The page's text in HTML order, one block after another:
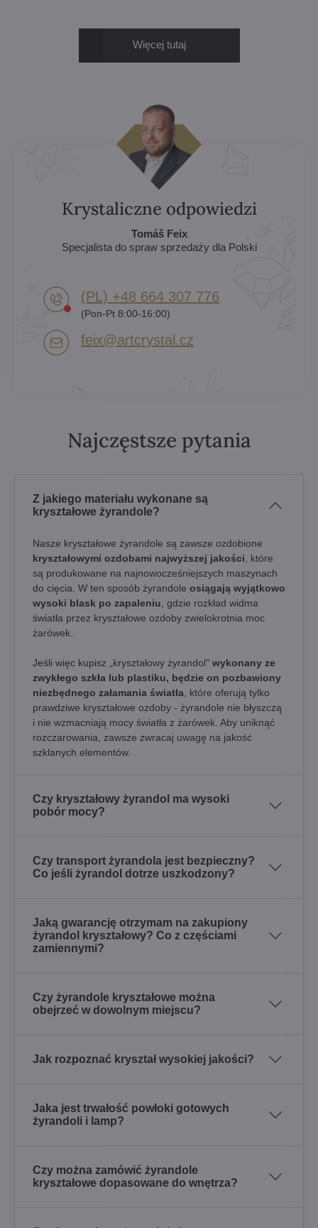
Więcej tutaj
Krystaliczne odpowiedzi
Tomáš Feix
Specjalista do spraw sprzedaży dla Polski
(PL) +48 664 307 776
(Pon-Pt 8:00-16:00)
feix​@artcrystal​.cz
Najczęstsze pytania
Z jakiego materiału wykonane są
kryształowe żyrandole?
Nasze kryształowe żyrandole są zawsze ozdobione
kryształowymi ozdobami najwyższej jakości , które
są produkowane na najnowocześniejszych maszynach
do cięcia. W ten sposób żyrandole osiągają wyjątkowo
wysoki blask po zapaleniu , gdzie rozkład widma
światła przez kryształowe ozdoby zwielokrotnia moc
żarówek.
Jeśli więc kupisz „kryształowy żyrandol" wykonany ze
zwykłego szkła lub plastiku, będzie on pozbawiony
niezbędnego załamania światła , które oferują tylko
prawdziwe kryształowe ozdoby - żyrandole nie błyszczą
i nie wzmacniają mocy światła z żarówek. Aby uniknąć
rozczarowania, zawsze zwracaj uwagę na jakość
szklanych elementów.
Czy kryształowy żyrandol ma wysoki
pobór mocy?
Czy transport żyrandola jest bezpieczny?
Co jeśli żyrandol dotrze uszkodzony?
Jaką gwarancję otrzymam na zakupiony
żyrandol kryształowy? Co z częściami
zamiennymi?
Czy żyrandole kryształowe można
obejrzeć w dowolnym miejscu?
Jak rozpoznać kryształ wysokiej jakości?
Jaka jest trwałość powłoki gotowych
żyrandoli i lamp?
Czy można zamówić żyrandole
kryształowe dopasowane do wnętrza?